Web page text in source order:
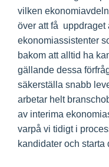
vilken
över att få uppdraget
ekonomiassistenter
bakom att alltid ha
gällande dessa
säkerställa snabb
arbetar helt
av interima
varpå vi tidigt i
kandidater och starta